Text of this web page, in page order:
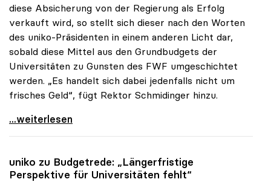
diese Absicherung von der Regierung als Erfolg
verkauft wird, so stellt sich dieser nach den Worten
des uniko-Präsidenten in einem anderen Licht dar,
sobald diese Mittel aus den Grundbudgets der
Universitäten zu Gunsten des FWF umgeschichtet
werden. „Es handelt sich dabei jedenfalls nicht um
frisches Geld“, fügt Rektor Schmidinger hinzu.
Schmidinger zu FWF-Finanzierung: „Reserven sind
...weiterlesen
uniko zu Budgetrede: „Längerfristige
Perspektive für Universitäten fehlt“